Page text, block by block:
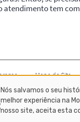
Nós salvamos o seu
melhor experiência na
nosso site, aceita esta